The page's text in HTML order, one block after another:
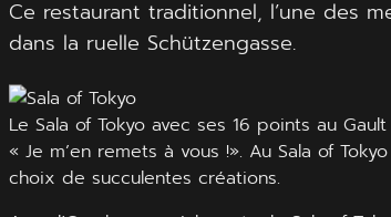
Ce restaurant traditionnel, l’une des
dans la ruelle Schützengasse.
Le Sala of Tokyo avec ses 16 points au
« Je m’en remets à vous !». Au Sala of
choix de succulentes créations.